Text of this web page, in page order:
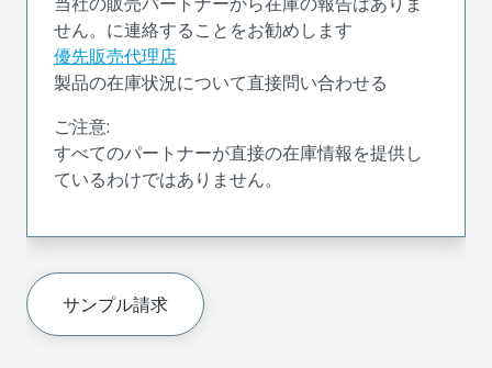
せん。に連絡することをお勧めします
優先販売代理店
製品の在庫状況について直接問い合わせる
ご注意:
すべてのパートナーが直接の在庫情報を提供し
ているわけではありません。
サンプル請求